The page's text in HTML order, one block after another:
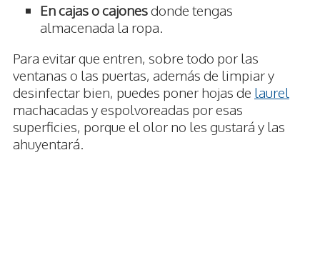
En cajas o cajonesdonde tengas
almacenada la ropa.
Para evitar que entren, sobre todo por las
ventanas o las puertas, además de limpiar y
desinfectar bien, puedes poner hojas de laurel
machacadas y espolvoreadas por esas
superficies, porque el olor no les gustará y las
ahuyentará.